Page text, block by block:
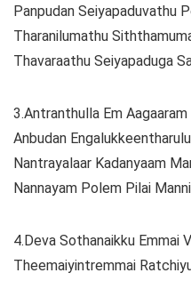
Panpudan Seiyapaduvathu
Tharanilumathu
Thavaraathu Seiyapaduga
3.Antranthulla Em Aagaaram
Anbudan
Nantrayalaar Kadanyaam
Nannayam Polem Pilai
4.Deva Sothanaikku Emmai
Theemaiyintremmai